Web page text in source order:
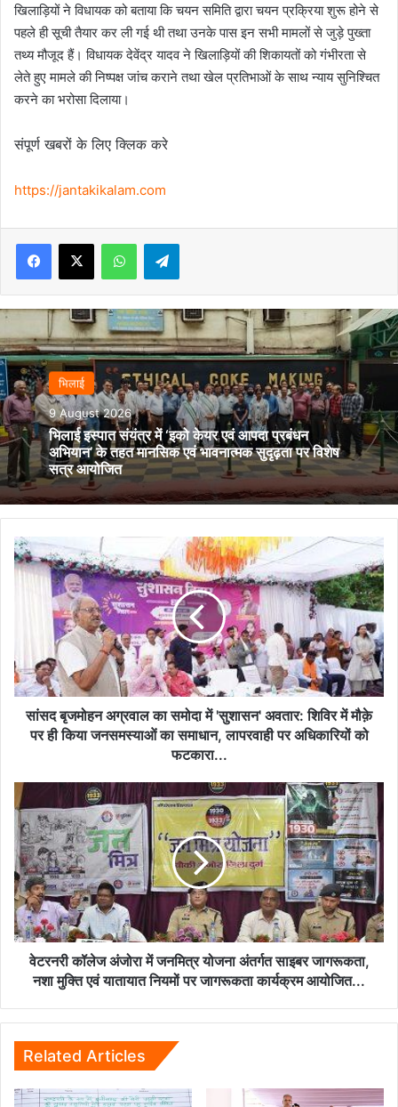
खिलाड़ियों ने विधायक को बताया कि चयन समिति द्वारा चयन प्रक्रिया शुरू होने से
पहले ही सूची तैयार कर ली गई थी तथा उनके पास इन सभी मामलों से जुड़े पुख्ता
तथ्य मौजूद हैं। विधायक देवेंद्र यादव ने खिलाड़ियों की शिकायतों को गंभीरता से
लेते हुए मामले की निष्पक्ष जांच कराने तथा खेल प्रतिभाओं के साथ न्याय सुनिश्चित
करने का भरोसा दिलाया।
संपूर्ण खबरों के लिए क्लिक करे
https://jantakikalam.com
Facebook
X WhatsAppTelegram
भिलाई
9 August 2026
भिलाई इस्पात संयंत्र में ‘इको केयर एवं आपदा प्रबंधन
अभियान’ के तहत मानसिक एवं भावनात्मक सुदृढ़ता पर विशेष
सत्र आयोजित
सांसद
बृजमोहन
अग्रवाल
'सुशासन'
अवतार:
शिविर
मौक़े
किया
जनसमस्याओं
का
समाधान,
लापरवाही
पर
अधिकारियों
को
फटकारा...
सांसद बृजमोहन अग्रवाल का समोदा में 'सुशासन' अवतार: शिविर में मौक़े
पर ही किया जनसमस्याओं का समाधान, लापरवाही पर अधिकारियों को
फटकारा...
वेटरनरी
कॉलेज
अंजोरा
में
जनमित्र
योजना
अंतर्गत
साइबर
जागरूकता,
नशा
मुक्ति
जागरूकता
कार्यक्रम
वेटरनरी कॉलेज अंजोरा में जनमित्र योजना अंतर्गत साइबर जागरूकता,
नशा मुक्ति एवं यातायात नियमों पर जागरूकता कार्यक्रम आयोजित...
Related Articles